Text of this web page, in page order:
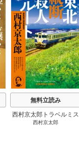
無料立読み
西村京太郎トラベルミス
テリー・セレクション 2
西村京太郎